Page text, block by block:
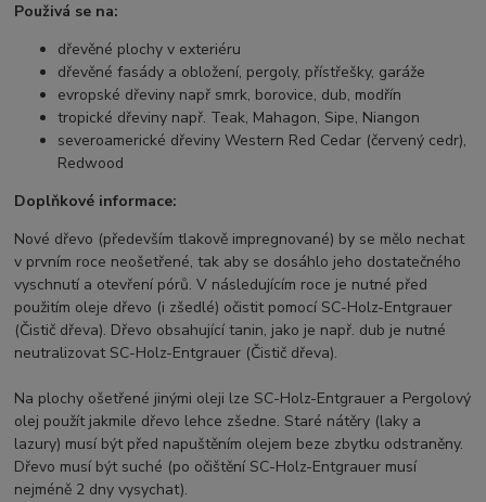
Použivá se na:
dřevěné plochy v exteriéru
dřevěné fasády a obložení, pergoly, přístřešky, garáže
evropské dřeviny např smrk, borovice, dub, modřín
tropické dřeviny např. Teak, Mahagon, Sipe, Niangon
severoamerické dřeviny Western Red Cedar (červený cedr),
Redwood
Doplňkové informace:
Nové dřevo (především tlakově impregnované) by se mělo nechat
v prvním roce neošetřené, tak aby se dosáhlo jeho dostatečného
vyschnutí a otevření pórů. V následujícím roce je nutné před
použitím oleje dřevo (i zšedlé) očistit pomocí SC-Holz-Entgrauer
(Čistič dřeva). Dřevo obsahující tanin, jako je např. dub je nutné
neutralizovat SC-Holz-Entgrauer (Čistič dřeva).
Na plochy ošetřené jinými oleji lze SC-Holz-Entgrauer a Pergolový
olej použít jakmile dřevo lehce zšedne. Staré nátěry (laky a
lazury) musí být před napuštěním olejem beze zbytku odstraněny.
Dřevo musí být suché (po očištění SC-Holz-Entgrauer musí
nejméně 2 dny vysychat).